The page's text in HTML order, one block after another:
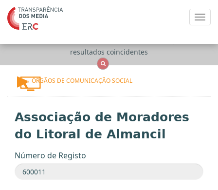
resultados coincidentes
ÓRGÃOS DE COMUNICAÇÃO SOCIAL
Associação de Moradores
do Litoral de Almancil
Número de Registo